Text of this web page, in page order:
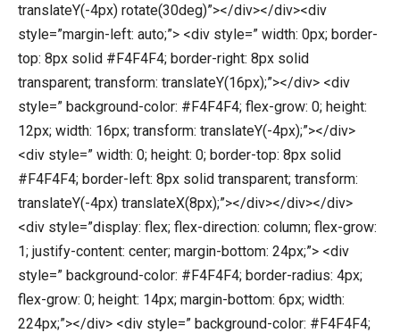
translateY(-4px) rotate(30deg)”></div></div><div
style=”margin-left: auto;”> <div style=” width: 0px; border-
top: 8px solid #F4F4F4; border-right: 8px solid
transparent; transform: translateY(16px);”></div> <div
style=” background-color: #F4F4F4; flex-grow: 0; height:
12px; width: 16px; transform: translateY(-4px);”></div>
<div style=” width: 0; height: 0; border-top: 8px solid
#F4F4F4; border-left: 8px solid transparent; transform:
translateY(-4px) translateX(8px);”></div></div></div>
<div style=”display: flex; flex-direction: column; flex-grow:
1; justify-content: center; margin-bottom: 24px;”> <div
style=” background-color: #F4F4F4; border-radius: 4px;
flex-grow: 0; height: 14px; margin-bottom: 6px; width:
224px;”></div> <div style=” background-color: #F4F4F4;